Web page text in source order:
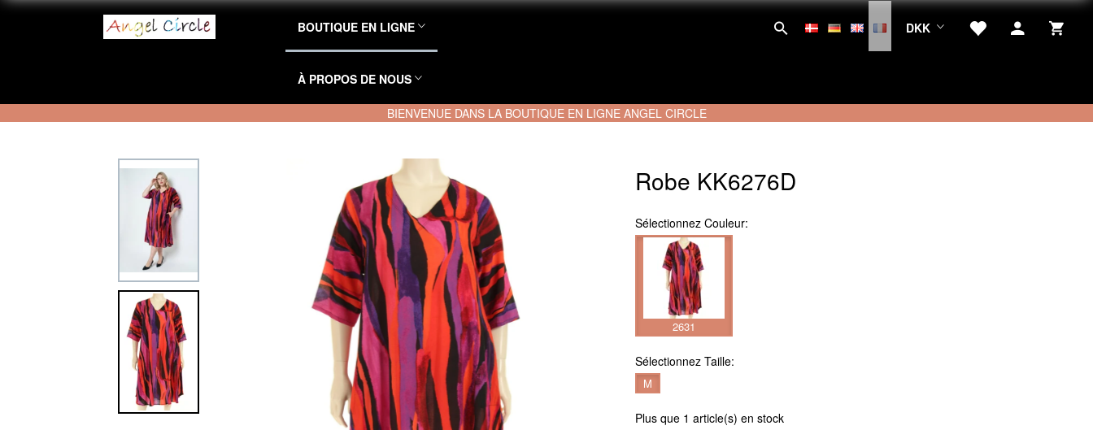
BOUTIQUE EN LIGNE
À PROPOS DE NOUS
DKK
BIENVENUE DANS LA BOUTIQUE EN LIGNE ANGEL CIRCLE
Robe KK6276D
Sélectionnez Couleur:
2631
Sélectionnez Taille:
M
Plus que 1 article(s) en stock